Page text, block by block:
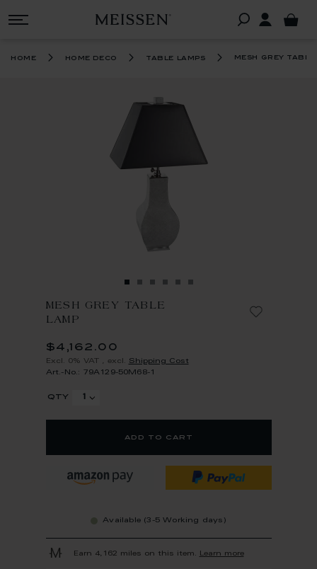
home home deco table lamps mesh grey table
MESH GREY TABLE
LAMP
$4,162.00
Excl. 0% VAT excl. Shipping Cost
Art.-No.: 79A129-50M68-1
qty
add to cart
Available (3-5 Working days)
Earn 4,162 miles on this item. Learn more